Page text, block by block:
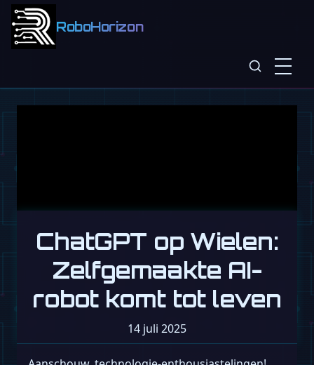
RoboHorizon
ChatGPT op Wielen:
Zelfgemaakte AI-
robot komt tot leven
14 juli 2025